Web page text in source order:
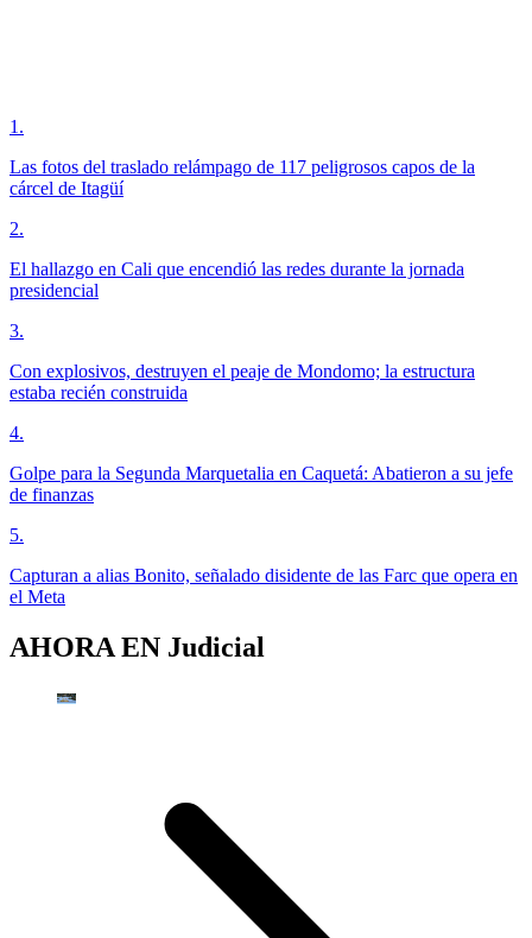
1 .
Las fotos del traslado relámpago de 117 peligrosos capos de la
cárcel de Itagüí
2.
El hallazgo en Cali que encendió las redes durante la jornada
presidencial
3.
Con explosivos, destruyen el peaje de Mondomo; la estructura
estaba recién construida
4.
Golpe para la Segunda Marquetalia en Caquetá: Abatieron a su jefe
de finanzas
5.
Capturan a alias Bonito, señalado disidente de las Farc que opera en
el Meta
AHORA EN Judicial